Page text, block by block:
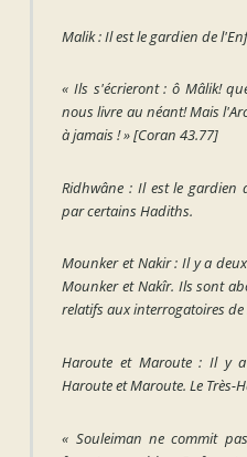
Malik: Il est le gardien de
« Ils s'écrieront : ô Mâlik!
nous livre au néant! Mais
à jamais !»[Coran 43.77]
Ridhwâne : Il est le gardien
par certains Hadiths.
Mounker et Nakir: Il y a
Mounker et Nakîr. Ils sont
relatifs aux interrogatoires de
Haroute et Maroute: Il y a
Haroute et Maroute. Le Très-
« Souleiman ne commit